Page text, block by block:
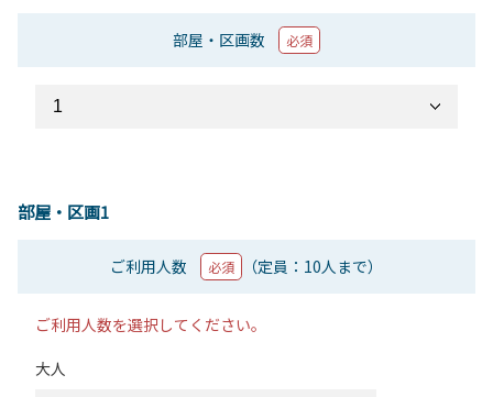
部屋・区画数 必須
部屋・区画1
ご利用人数 必須 （定員：10人まで）
ご利用人数を選択してください。
大人